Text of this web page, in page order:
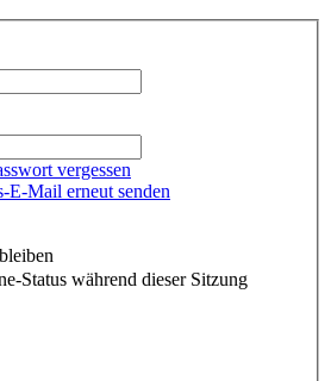
vergessen
Mail erneut senden
Status während dieser Sitzung